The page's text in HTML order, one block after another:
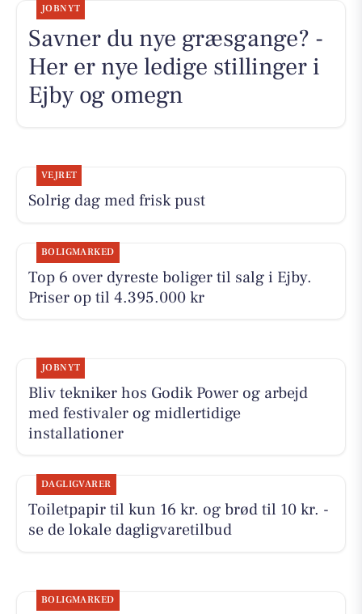
JOBNYT
Savner du nye græsgange? -
Her er nye ledige stillinger i
Ejby og omegn
VEJRET
Solrig dag med frisk pust
BOLIGMARKED
Top 6 over dyreste boliger til salg i Ejby.
Priser op til 4.395.000 kr
JOBNYT
Bliv tekniker hos Godik Power og arbejd
med festivaler og midlertidige
installationer
DAGLIGVARER
Toiletpapir til kun 16 kr. og brød til 10 kr. -
se de lokale dagligvaretilbud
BOLIGMARKED